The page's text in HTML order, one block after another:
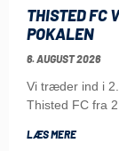
THISTED FC
POKALEN
6. AUGUST 2026
Vi træder ind i
Thisted FC fra
LÆS MERE